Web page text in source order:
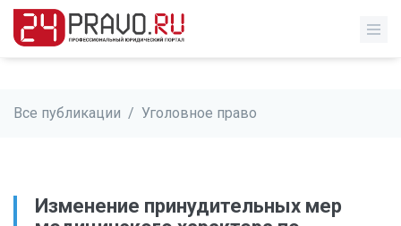
Все публикации / Уголовное право
Изменение принудительных мер